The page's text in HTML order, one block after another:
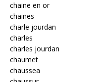
chaine en or
chaines
charle jourdan
charles
charles jourdan
chaumet
chaussea